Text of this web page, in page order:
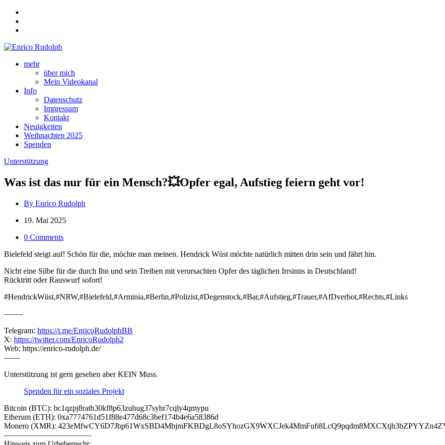
mehr
über mich
Mein Videokanal
Info
Datenschutz
Impressum
Kontakt
Neuigkeiten
Weihnachten 2025
Spenden
Unterstützung
Was ist das nur für ein Mensch?💥Opfer egal, Aufstieg feiern geht vor!
By Enrico Rudolph
19. Mai 2025
0 Comments
Bielefeld steigt auf! Schön für die, möchte man meinen. Hendrick Wüst möchte natürlich mitten drin sein und fährt hin.
Nicht eine Silbe für die durch Ihn und sein Treiben mit verursachten Opfer des täglichen Irrsinns in Deutschland!
Rücktritt oder Rauswurf sofort!
#HendrickWüst,#NRW,#Bielefeld,#Arminia,#Berlin,#Polizist,#Degenstock,#Bar,#Aufstieg,#Trauer,#AfDverbot,#Rechts,#Links
——-
Telegram: https://t.me/EnricoRudolphBB
X: https://twitter.com/EnricoRudolph2
Web: https://enrico-rudolph.de/
——
Unterstützung ist gern gesehen aber KEIN Muss.
Spenden für ein soziales Projekt
Bitcoin (BTC): bc1qzpj8rath30kf8p63zuhug37syhr7cqly4qmypu
Etherum (ETH): 0xa7774761d51f88e477d68c3bef174b4e6a58386d
Monero (XMR):
———————————